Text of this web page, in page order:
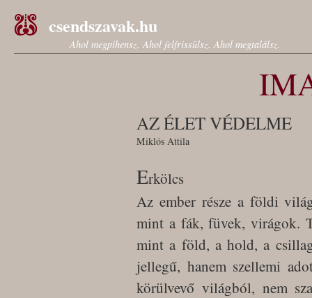
csendszavak.hu
Ahol megpihensz. Ahol felfrissülsz. Ahol megtalálsz.
AZ ÉLET VÉDELME
Miklós Attila
Erkölcs
Az ember része a földi
mint a fák, füvek, virágok.
mint a föld, a hold, a
jellegű, hanem szellemi
körülvevő világból, nem